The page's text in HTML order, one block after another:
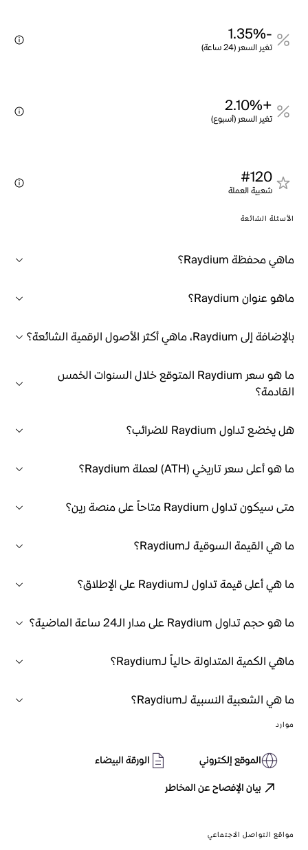
-1.35%
تغير السعر (24 ساعة)
+2.10%
تغير السعر (أسبوع)
#120
شعبية العملة
الأسئلة الشائعة
ماهي محفظة Raydium؟
ماهو عنوان Raydium؟
بالإضافة إلى Raydium، ماهي أكثر الأصول الرقمية الشائعة؟
ما هو سعر Raydium المتوقع خلال السنوات الخمس
القادمة؟
هل يخضع تداول Raydium للضرائب؟
ما هو أعلى سعر تاريخي (ATH) لعملة Raydium؟
متى سيكون تداول Raydium متاحاً على منصة رين؟
ما هي القيمة السوقية لـRaydium؟
ما هي أعلى قيمة تداول لـRaydium على الإطلاق؟
ما هو حجم تداول Raydium على مدار الـ24 ساعة الماضية؟
ماهي الكمية المتداولة حالياً لـRaydium؟
ما هي الشعبية النسبية لـRaydium؟
موارد
الموقع إلكتروني
الورقة البيضاء
بيان الإفصاح عن المخاطر
مواقع التواصل الاجتماعي